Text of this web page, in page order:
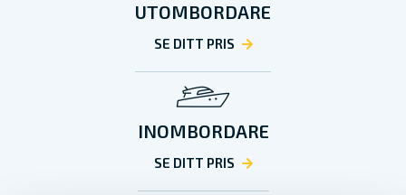
UTOMBORDARE
SE DITT PRIS
INOMBORDARE
SE DITT PRIS